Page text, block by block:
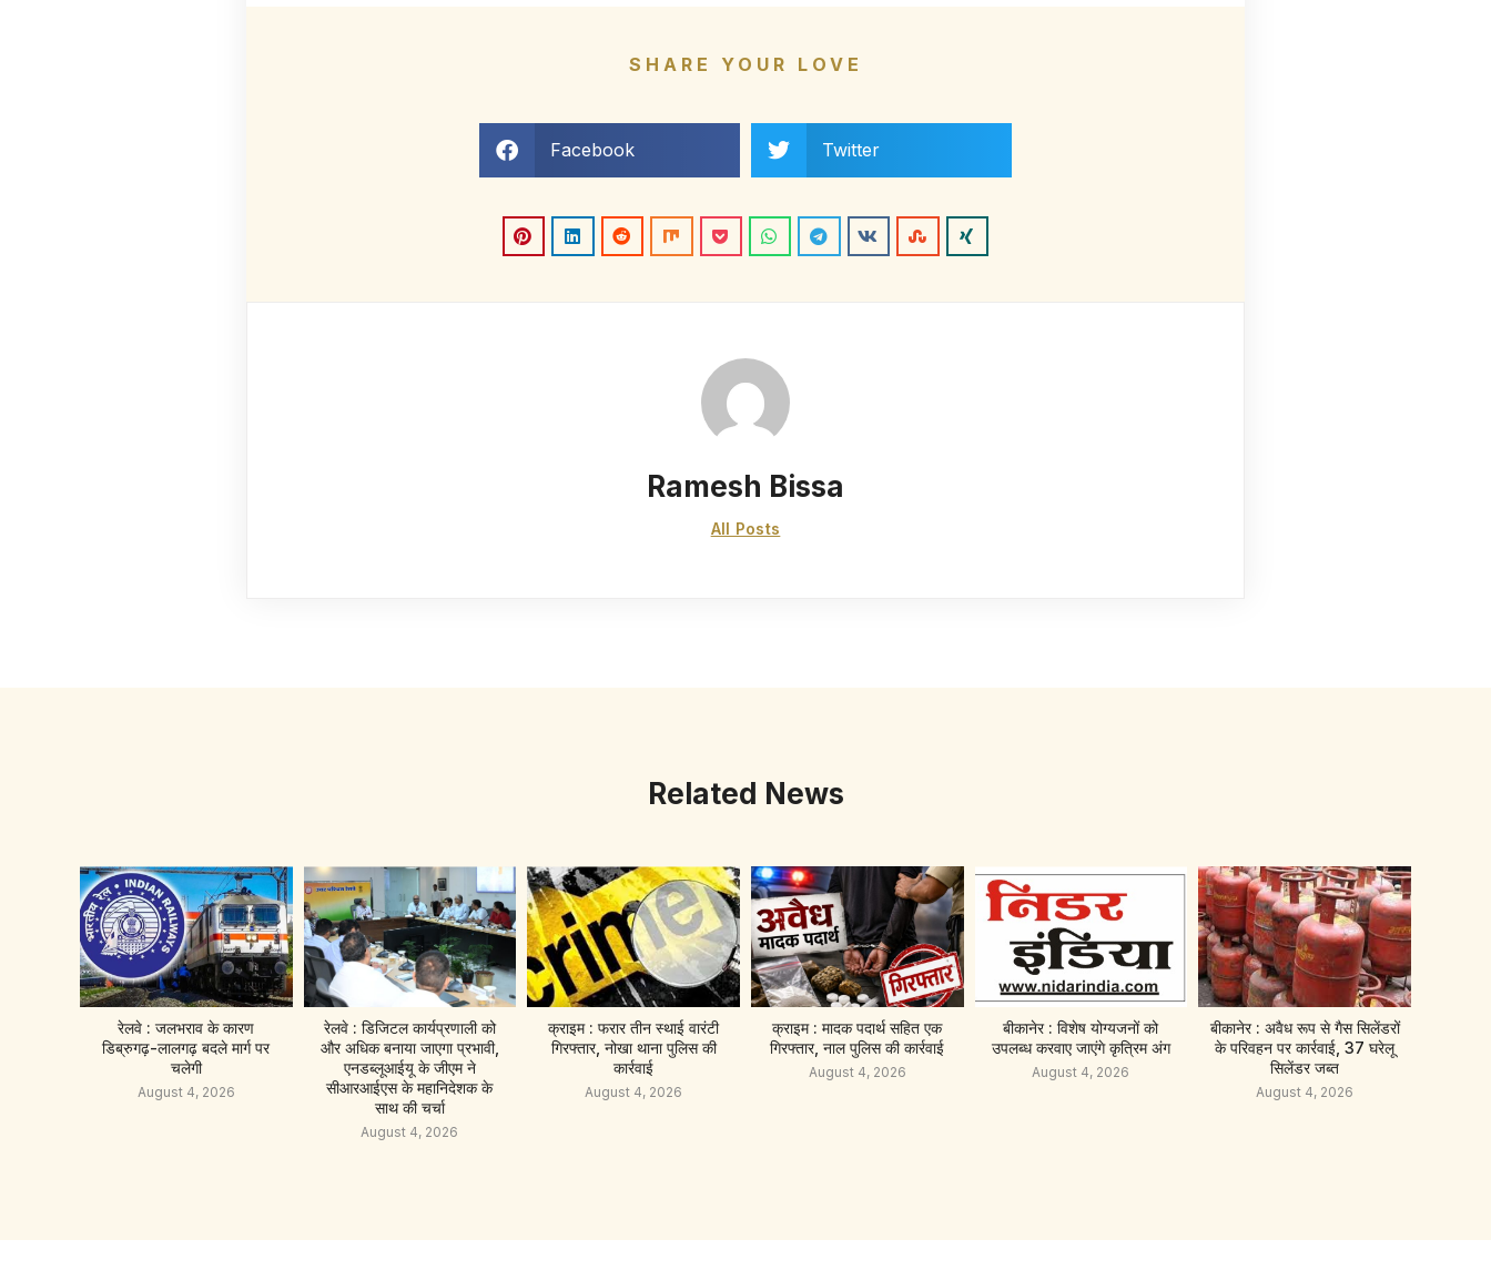
SHARE YOUR LOVE
Facebook Twitter
Ramesh Bissa
All Posts
Related News
रेलवे : जलभराव के कारण
डिब्रुगढ़-लालगढ़ बदले मार्ग पर
चलेगी
August 4, 2026
रेलवे : डिजिटल कार्यप्रणाली को
और अधिक बनाया जाएगा प्रभावी,
एनडब्लूआईयू के जीएम ने
सीआरआईएस के महानिदेशक के
साथ की चर्चा
August 4, 2026
क्राइम : फरार तीन स्थाई वारंटी
गिरफ्तार, नोखा थाना पुलिस की
कार्रवाई
August 4, 2026
क्राइम : मादक पदार्थ सहित एक
गिरफ्तार, नाल पुलिस की कार्रवाई
August 4, 2026
बीकानेर : विशेष योग्यजनों को
उपलब्ध करवाए जाएंगे कृत्रिम अंग
August 4, 2026
बीकानेर : अवैध रूप से गैस सिलेंडरों
के परिवहन पर कार्रवाई, 37 घरेलू
सिलेंडर जब्त
August 4, 2026